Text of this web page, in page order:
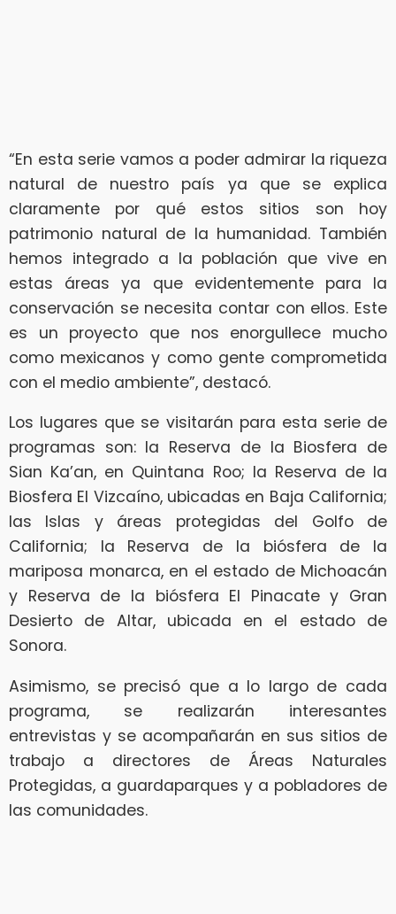
“En esta serie vamos a poder admirar la riqueza
natural de nuestro país ya que se explica
claramente por qué estos sitios son hoy
patrimonio natural de la humanidad. También
hemos integrado a la población que vive en
estas áreas ya que evidentemente para la
conservación se necesita contar con ellos. Este
es un proyecto que nos enorgullece mucho
como mexicanos y como gente comprometida
con el medio ambiente”, destacó.
Los lugares que se visitarán para esta serie de
programas son: la Reserva de la Biosfera de
Sian Ka’an, en Quintana Roo; la Reserva de la
Biosfera El Vizcaíno, ubicadas en Baja California;
las Islas y áreas protegidas del Golfo de
California; la Reserva de la biósfera de la
mariposa monarca, en el estado de Michoacán
y Reserva de la biósfera El Pinacate y Gran
Desierto de Altar, ubicada en el estado de
Sonora.
Asimismo, se precisó que a lo largo de cada
programa, se realizarán interesantes
entrevistas y se acompañarán en sus sitios de
trabajo a directores de Áreas Naturales
Protegidas, a guardaparques y a pobladores de
las comunidades.